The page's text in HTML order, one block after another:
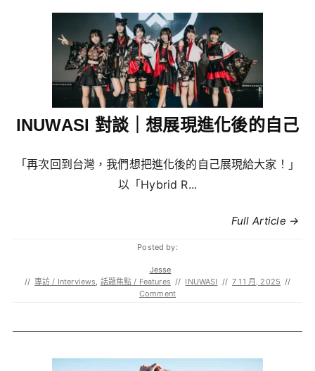
INUWASI 對談｜想展現進化後的自己
「再次回到台灣，我們想把進化後的自己展現給大家！」
以「Hybrid R...
Full Article →
Posted by:
Jesse
// 專訪 / Interviews, 話題焦點 / Features // INUWASI // 7 11 月, 2025 //
Comment